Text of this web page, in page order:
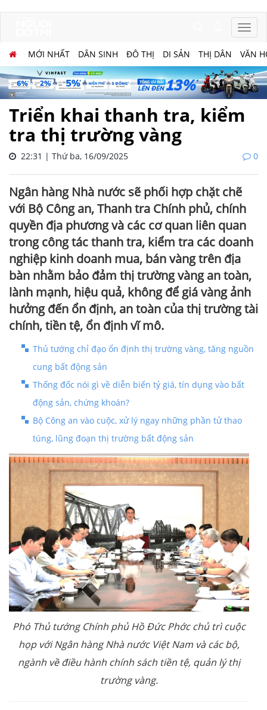
MỚI NHẤT DÂN SINH ĐÔ THỊ DI SẢN THỊ DÂN VĂN
Triển khai thanh tra, kiểm
tra thị trường vàng
22:31 | Thứ ba, 16/09/2025 0
Ngân hàng Nhà nước sẽ phối hợp chặt chẽ
với Bộ Công an, Thanh tra Chính phủ, chính
quyền địa phương và các cơ quan liên quan
trong công tác thanh tra, kiểm tra các doanh
nghiệp kinh doanh mua, bán vàng trên địa
bàn nhằm bảo đảm thị trường vàng an toàn,
lành mạnh, hiệu quả, không để giá vàng ảnh
hưởng đến ổn định, an toàn của thị trường tài
chính, tiền tệ, ổn định vĩ mô.
Thủ tướng chỉ đạo ổn định thị trường vàng, tăng nguồn
cung bất động sản
Thống đốc nói gì về diễn biến tỷ giá, tín dụng vào bất
động sản, chứng khoán?
Bộ Công an vào cuộc, xử lý ngay những phần tử thao
túng, lũng đoạn thị trường bất động sản
Phó Thủ tướng Chính phủ Hồ Đức Phớc chủ trì cuộc
họp với Ngân hàng Nhà nước Việt Nam và các bộ,
ngành về điều hành chính sách tiền tệ, quản lý thị
trường vàng.